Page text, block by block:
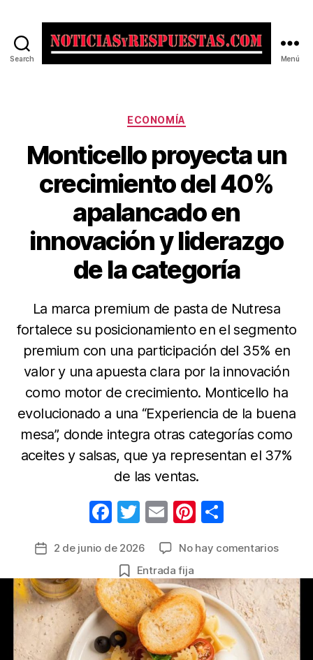
Search Menú
Categorías
ECONOMÍA
Monticello proyecta un
crecimiento del 40%
apalancado en
innovación y liderazgo
de la categoría
La marca premium de pasta de Nutresa
fortalece su posicionamiento en el segmento
premium con una participación del 35% en
valor y una apuesta clara por la innovación
como motor de crecimiento. Monticello ha
evolucionado a una “Experiencia de la buena
mesa”, donde integra otras categorías como
aceites y salsas, que ya representan el 37%
de las ventas.
F
c
e
b
o
o
T
itt
er
E
ail
Pi
er
e
st
m
p
ar
tir
Fecha
la
entrada
2 de junio de 2026 No hay comentariosen
un
del
40%
Entrada fija